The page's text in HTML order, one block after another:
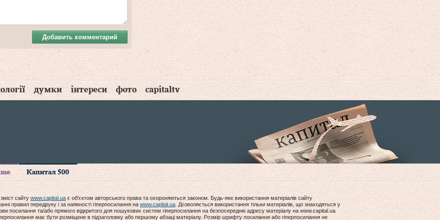
Добавить комментарий
думки інтереси фото capitaltv
Капитал 500
сайту www.capital.ua є об'єктом авторського права та охороняються законом. Будь-яке використання матеріалів сайту
правил передруку і за наявності гіперпосилання на www.capital.ua . Дозволяється використання тільки матеріалів, що знаходяться у
посилання та/або прямого відкритого для пошукових систем гіперпосилання на безпосередню адресу матеріалу на www.capital.ua
має бути розміщене в підзаголовку або першому абзаці матеріалу. Розмір шрифту посилання або гіперпосилання не